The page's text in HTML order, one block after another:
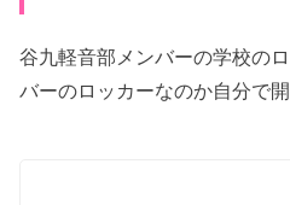
谷九軽音部メンバーの学校の
バーのロッカーなのか自分で